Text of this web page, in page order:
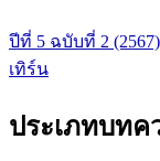
ปีที่ 5 ฉบับที่ 2
เทิร์น
ประเภทบทค